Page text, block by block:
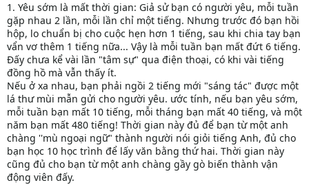
1. Yêu sớm là mất thời gian: Giả sử bạn có người yêu, mỗi tuần
gặp nhau 2 lần, mỗi lần chỉ một tiếng. Nhưng trước đó bạn hồi
hộp, lo chuẩn bị cho cuộc hẹn hơn 1 tiếng, sau khi chia tay bạn
vẩn vơ thêm 1 tiếng nữa... Vậy là mỗi tuần bạn mất đứt 6 tiếng.
Đấy chưa kể vài lần "tâm sự" qua điện thoại, có khi vài tiếng
đồng hồ mà vẫn thấy ít.
Nếu ở xa nhau, bạn phải ngồi 2 tiếng mới "sáng tác" được một
lá thư mùi mẫn gửi cho người yêu. ước tính, nếu bạn yêu sớm,
mỗi tuần bạn mất 10 tiếng, mỗi tháng bạn mất 40 tiếng, và một
năm bạn mất 480 tiếng! Thời gian này đủ để bạn từ một anh
chàng ''mù ngoại ngữ" thành người nói giỏi tiếng Anh, đủ cho
bạn học 10 học trình để lấy văn bằng thứ hai. Thời gian này
cũng đủ cho bạn từ một anh chàng gầy gò biến thành vận
động viên đấy.